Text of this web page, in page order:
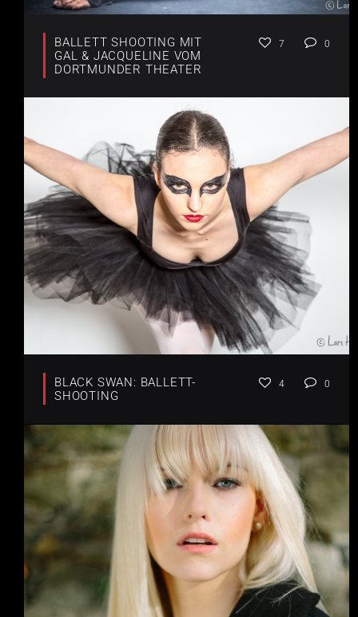
BALLETT SHOOTING MIT
GAL & JACQUELINE VOM
DORTMUNDER THEATER
7 0
BLACK SWAN: BALLETT-
SHOOTING
4 0